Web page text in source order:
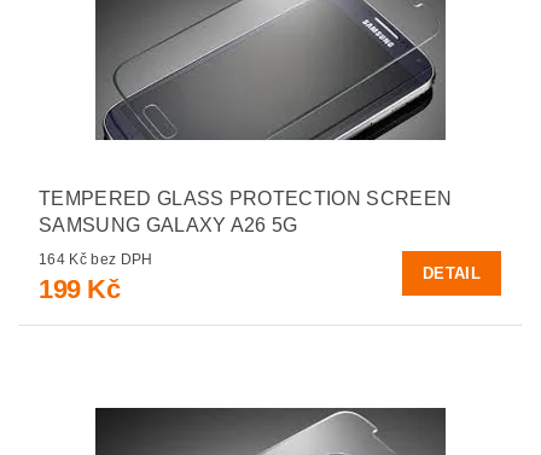
TEMPERED GLASS PROTECTION SCREEN
SAMSUNG GALAXY A26 5G
164 Kč bez DPH
199 Kč
DETAIL